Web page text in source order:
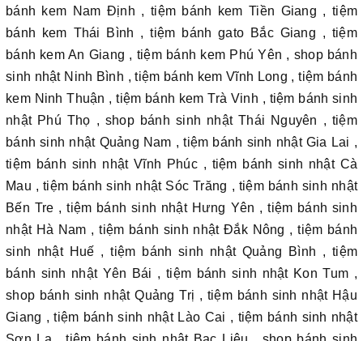
bánh kem Nam Định , tiệm bánh kem Tiền Giang , tiệm
bánh kem Thái Bình , tiệm bánh gato Bắc Giang , tiệm
bánh kem An Giang , tiệm bánh kem Phú Yên , shop bánh
sinh nhật Ninh Bình , tiệm bánh kem Vĩnh Long , tiệm bánh
kem Ninh Thuận , tiệm bánh kem Trà Vinh , tiệm bánh sinh
nhật Phú Thọ , shop bánh sinh nhật Thái Nguyên , tiệm
bánh sinh nhật Quảng Nam , tiệm bánh sinh nhật Gia Lai ,
tiệm bánh sinh nhật Vĩnh Phúc , tiệm bánh sinh nhật Cà
Mau , tiệm bánh sinh nhật Sóc Trăng , tiệm bánh sinh nhật
Bến Tre , tiệm bánh sinh nhật Hưng Yên , tiệm bánh sinh
nhật Hà Nam , tiệm bánh sinh nhật Đắk Nông , tiệm bánh
sinh nhật Huế , tiệm bánh sinh nhật Quảng Bình , tiệm
bánh sinh nhật Yên Bái , tiệm bánh sinh nhật Kon Tum ,
shop bánh sinh nhật Quảng Trị , tiệm bánh sinh nhật Hậu
Giang , tiệm bánh sinh nhật Lào Cai , tiệm bánh sinh nhật